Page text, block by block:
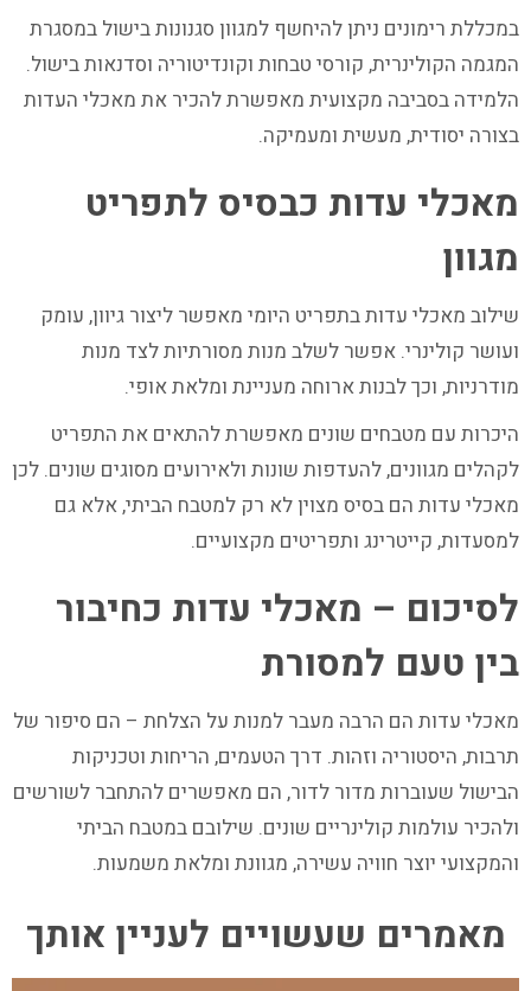
במכללת רימונים ניתן להיחשף למגוון סגנונות בישול במסגרת
המגמה הקולינרית, קורסי טבחות וקונדיטוריה וסדנאות בישול.
הלמידה בסביבה מקצועית מאפשרת להכיר את מאכלי העדות
בצורה יסודית, מעשית ומעמיקה.
מאכלי עדות כבסיס לתפריט
מגוון
שילוב מאכלי עדות בתפריט היומי מאפשר ליצור גיוון, עומק
ועושר קולינרי. אפשר לשלב מנות מסורתיות לצד מנות
מודרניות, וכך לבנות ארוחה מעניינת ומלאת אופי.
היכרות עם מטבחים שונים מאפשרת להתאים את התפריט
לקהלים מגוונים, להעדפות שונות ולאירועים מסוגים שונים. לכן
מאכלי עדות הם בסיס מצוין לא רק למטבח הביתי, אלא גם
למסעדות, קייטרינג ותפריטים מקצועיים.
לסיכום – מאכלי עדות כחיבור
בין טעם למסורת
מאכלי עדות הם הרבה מעבר למנות על הצלחת – הם סיפור של
תרבות, היסטוריה וזהות. דרך הטעמים, הריחות וטכניקות
הבישול שעוברות מדור לדור, הם מאפשרים להתחבר לשורשים
ולהכיר עולמות קולינריים שונים. שילובם במטבח הביתי
והמקצועי יוצר חוויה עשירה, מגוונת ומלאת משמעות.
מאמרים שעשויים לעניין אותך